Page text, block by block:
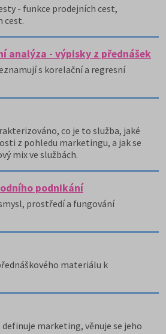
- funkce prodejních cest,
cest.
analýza - výpisky z přednášek
s korelační a regresní
co je to služba, jaké
z pohledu marketingu, a jak se
mix ve službách.
podnikání
prostředí a fungování
materiálu k
marketing, věnuje se jeho